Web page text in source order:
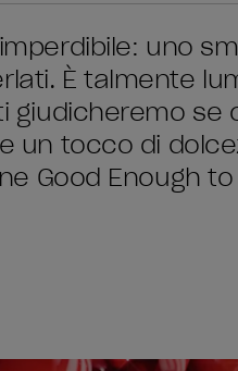
uno
È talmente
giudicheremo se
un tocco di
Good Enough to